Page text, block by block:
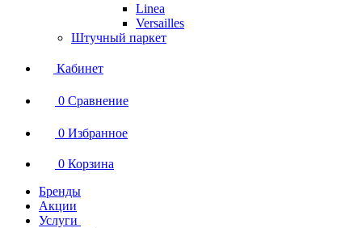
Linea
Versailles
Штучный паркет
Кабинет
0 Сравнение
0 Избранное
0 Корзина
Бренды
Акции
Услуги